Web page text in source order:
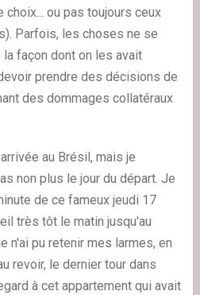
choix... ou pas toujours ceux
Parfois, les choses ne se
façon dont on les avait
prendre des décisions de
des dommages collatéraux
au Brésil, mais je
non plus le jour du départ. Je
de ce fameux jeudi 17
très tôt le matin jusqu'au
n'ai pu retenir mes larmes, en
revoir, le dernier tour dans
à cet appartement qui avait